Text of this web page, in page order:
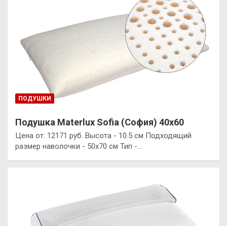
ПОДУШКИ
Подушка Materlux Sofia (София) 40х60
Цена от: 12171 руб. Высота - 10.5 см Подходящий
размер наволочки - 50x70 см Тип -…